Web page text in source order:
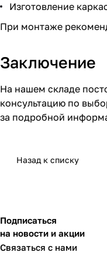
Изготовление
При монтаже
Заключение
На нашем складе
консультацию по
за подробной
Назад к списку
Подписаться
на новости и акции
Связаться с нами